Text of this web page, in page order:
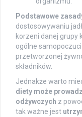
Podstawowe
dostosowywaniu
korzeni danej grupy
ogólne
przetworzonej
składników.
Jednakże warto
diety może
odżywczych z
tak ważne jest